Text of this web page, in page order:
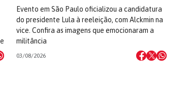
Evento em São Paulo oficializou a candidatura
do presidente Lula à reeleição, com Alckmin na
vice. Confira as imagens que emocionaram a
militância
03/08/2026